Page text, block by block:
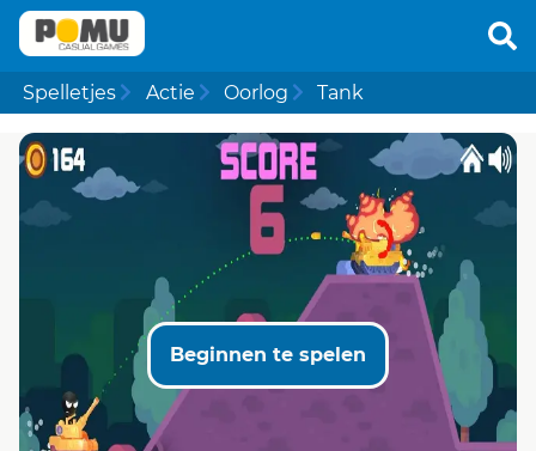
Spelletjes Actie Oorlog Tank
Beginnen te spelen